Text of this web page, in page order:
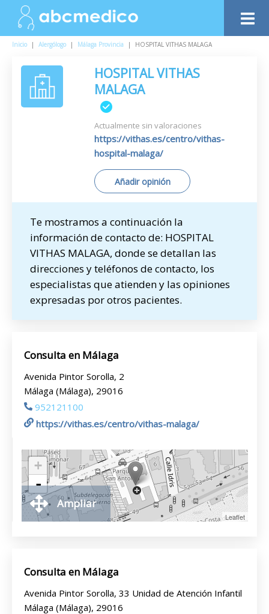
Inicio | Alergólogo | Málaga Provincia | HOSPITAL VITHAS MALAGA
HOSPITAL VITHAS
MALAGA
Actualmente sin valoraciones
https://vithas.es/centro/vithas-
hospital-malaga/
Añadir opinión
Te mostramos a continuación la
información de contacto de: HOSPITAL
VITHAS MALAGA, donde se detallan las
direcciones y teléfonos de contacto, los
especialistas que atienden y las opiniones
expresadas por otros pacientes.
Consulta en Málaga
Avenida Pintor Sorolla, 2
Málaga (Málaga), 29016
952121100
https://vithas.es/centro/vithas-malaga/
+
-
Leaflet
Ampliar
Consulta en Málaga
Avenida Pintor Sorolla, 33 Unidad de Atención Infantil
Málaga (Málaga), 29016